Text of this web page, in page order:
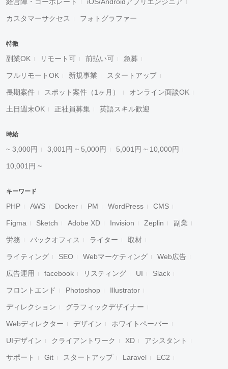
カスタマーサクセス フォトグラファー
特徴
副業OK リモート可 前払い可 急募
フルリモートOK 新規事業 スタートアップ
長期案件 スポット案件（1ヶ月） オンライン面談OK
土日週末OK 正社員募集 英語スキル歓迎
時給
~ 3,000円 3,001円 ~ 5,000円 5,001円 ~ 10,000円
10,001円 ~
キーワード
PHP AWS Docker PM WordPress CMS
Figma Sketch Adobe XD Invision Zeplin 副業
労務 バックオフィス ライター 取材
ライティング SEO Webマーケティング Web広告
広告運用 facebook リスティング UI Slack
フロントエンド Photoshop Illustrator
ディレクション グラフィックデザイナー
Webディレクター デザイン ホワイトペーパー
UIデザイン クライアントワーク XD アシスタント
サポート Git スタートアップ Laravel EC2